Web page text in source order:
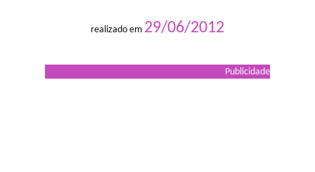
realizado em 29/06/2012
Publicidade